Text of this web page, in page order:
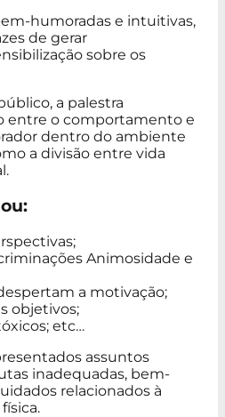
humoradas e intuitivas,
de gerar
sobre os
a palestra
entre o comportamento e
dentro do ambiente
a divisão entre vida
Animosidade e
a motivação;
objetivos;
etc…
assuntos
inadequadas, bem-
relacionados à